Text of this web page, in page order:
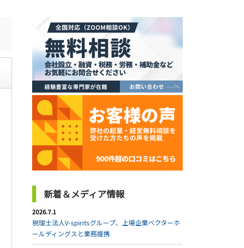
新着＆メディア情報
2026.7.1
税理士法人V-spiritsグループ、上場企業ベクターホ
ールディングスと業務提携